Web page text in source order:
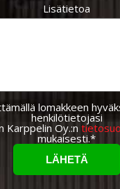
Lisätietoa
lomakkeen
henkilötietojasi
Karppelin Oy.:n
mukaisesti.*